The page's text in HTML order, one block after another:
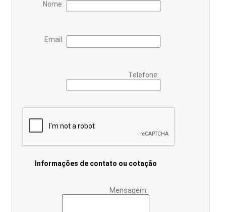
Nome:
Email:
Telefone:
Informações de contato ou cotação
Mensagem: